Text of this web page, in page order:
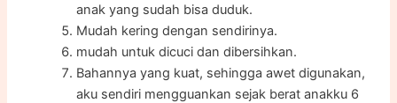
anak yang sudah bisa duduk.
Mudah kering dengan sendirinya.
mudah untuk dicuci dan dibersihkan.
Bahannya yang kuat, sehingga awet digunakan,
aku sendiri mengguankan sejak berat anakku 6